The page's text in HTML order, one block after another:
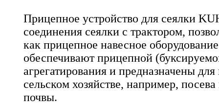
Прицепное устройство для сеялки
соединения сеялки с трактором,
как прицепное навесное
обеспечивают прицепной
агрегатирования и предназначены
сельском хозяйстве, например,
почвы.